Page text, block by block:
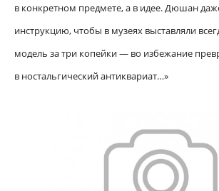
в конкретном предмете, а в идее. Дюшан
инструкцию, чтобы в музеях выставляли
модель за три копейки — во избежание
в ностальгический антиквариат…»